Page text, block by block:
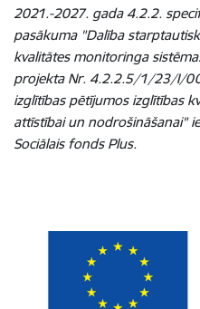
2021.-2027. gada 4.2.2.
pasākuma "Dalība
kvalitātes monitoringa
projekta Nr. 4.2.2.5/1/23/I/
izglītības pētījumos izglītības
attīstībai un nodrošināšanai"
Sociālais fonds Plus.